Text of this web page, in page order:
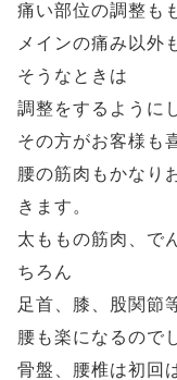
痛い部位の調整も
メインの痛み以外
そうなときは
調整をするように
その方がお客様も
腰の筋肉もかなり
きます。
太ももの筋肉、で
ちろん
足首、膝、股関節
腰も楽になるので
骨盤、腰椎は初回